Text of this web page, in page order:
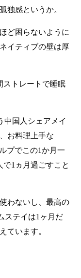
独感というか。
ど困らないように
イティブの壁は厚
ストレートで睡眠
中国人シェアメイ
お料理上手な
プでこの1か月一
1ヵ月過ごすこと
わないし、最高の
ステイは1ヶ月だ
ています。